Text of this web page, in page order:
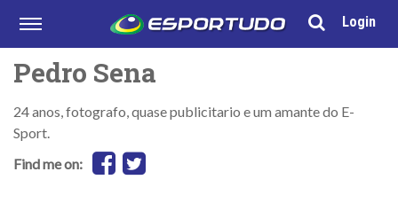
Login
Pedro Sena
24 anos, fotografo, quase publicitario e um amante do E-
Sport.
Find me on: